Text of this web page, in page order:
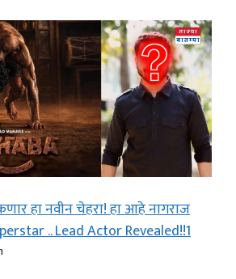
हा नवीन चेहरा! हा आहे नागराज
.. Lead Actor Revealed!!1